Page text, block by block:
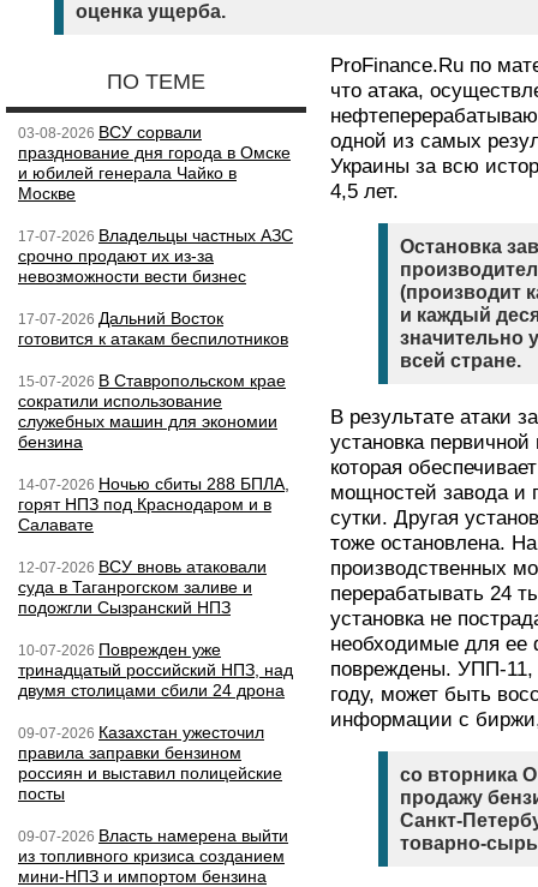
оценка ущерба.
ПО ТЕМЕ
03-08-2026 ВСУ сорвали
празднование дня города в Омске
и юбилей генерала Чайко в
Москве
17-07-2026 Владельцы частных АЗС
срочно продают их из-за
невозможности вести бизнес
17-07-2026 Дальний Восток
готовится к атакам беспилотников
15-07-2026 В Ставропольском крае
сократили использование
служебных машин для экономии
бензина
14-07-2026 Ночью сбиты 288 БПЛА,
горят НПЗ под Краснодаром и в
Салавате
12-07-2026 ВСУ вновь атаковали
суда в Таганрогском заливе и
подожгли Сызранский НПЗ
10-07-2026 Поврежден уже
тринадцатый российский НПЗ, над
двумя столицами сбили 24 дрона
09-07-2026 Казахстан ужесточил
правила заправки бензином
россиян и выставил полицейские
посты
09-07-2026 Власть намерена выйти
из топливного кризиса созданием
мини-НПЗ и импортом бензина
ProFinance.Ru по
что атака,
одной из самых
Украины за всю
4,5 лет.
Остановка
(производит
и каждый
значительно
всей стране.
В результате атаки
установка
которая
мощностей завода и
сутки. Другая
тоже остановлена.
производственных
перерабатывать 24
установка не
необходимые для ее
повреждены. УПП-11,
году, может быть
информации с
со вторника
продажу
Санкт-
товарно-